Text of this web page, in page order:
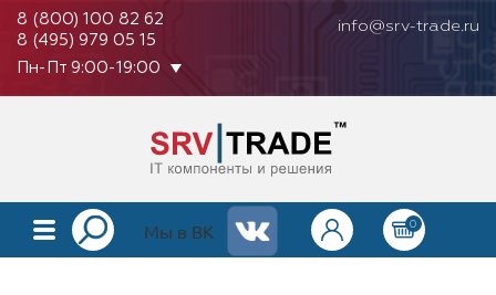
8 (800) 100 82 62
8 (495) 979 05 15
info@srv-trade.ru
Пн-Пт 9:00-19:00
КАТАЛОГ
Мы в ВК 0